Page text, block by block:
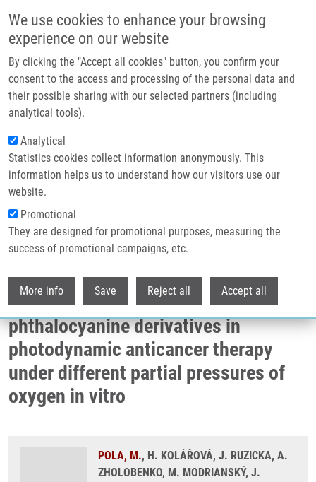
We use cookies to enhance your browsing
experience on our website
By clicking the "Accept all cookies" button, you confirm your
consent to the access and processing of the personal data and
their possible sharing with our selected partners (including
analytical tools).
Analytical
Statistics cookies collect information anonymously. This
information helps us to understand how our visitors use our
website.
Promotional
They are designed for promotional purposes, measuring the
success of promotional campaigns, etc.
More info Save Reject all Accept all
Header image
Drobečková navigace
Domů
Effects Of Zinc Porphyrin And Zinc Phthalocyanine Derivatives In
Photodynamic Anticancer Therapy Under Different Partial Pressures Of
Effects of zinc porphyrin and zinc
phthalocyanine derivatives in
photodynamic anticancer therapy
under different partial pressures of
oxygen in vitro
POLA, M., H. KOLÁŘOVÁ, J. RUZICKA, A.
ZHOLOBENKO, M. MODRIANSKÝ, J.